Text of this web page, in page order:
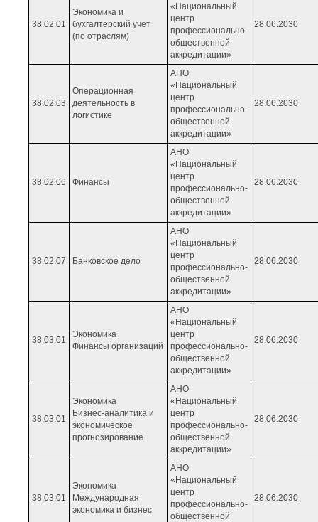
38.02.01
Экономика и
бухгалтерский учет
(по отраслям)
«Национальный
центр
профессионально-
общественной
аккредитации»
28.06.2030
38.02.03
Операционная
деятельность в
логистике
АНО
«Национальный
центр
профессионально-
общественной
аккредитации»
28.06.2030
38.02.06 Финансы
АНО
«Национальный
центр
профессионально-
общественной
аккредитации»
28.06.2030
38.02.07 Банковское дело
АНО
«Национальный
центр
профессионально-
общественной
аккредитации»
28.06.2030
38.03.01
Экономика
Финансы организаций
АНО
«Национальный
центр
профессионально-
общественной
аккредитации»
28.06.2030
38.03.01
Экономика
Бизнес-аналитика и
экономическое
прогнозирование
АНО
«Национальный
центр
профессионально-
общественной
аккредитации»
28.06.2030
38.03.01
Экономика
Международная
экономика и бизнес
АНО
«Национальный
центр
профессионально-
общественной
28.06.2030